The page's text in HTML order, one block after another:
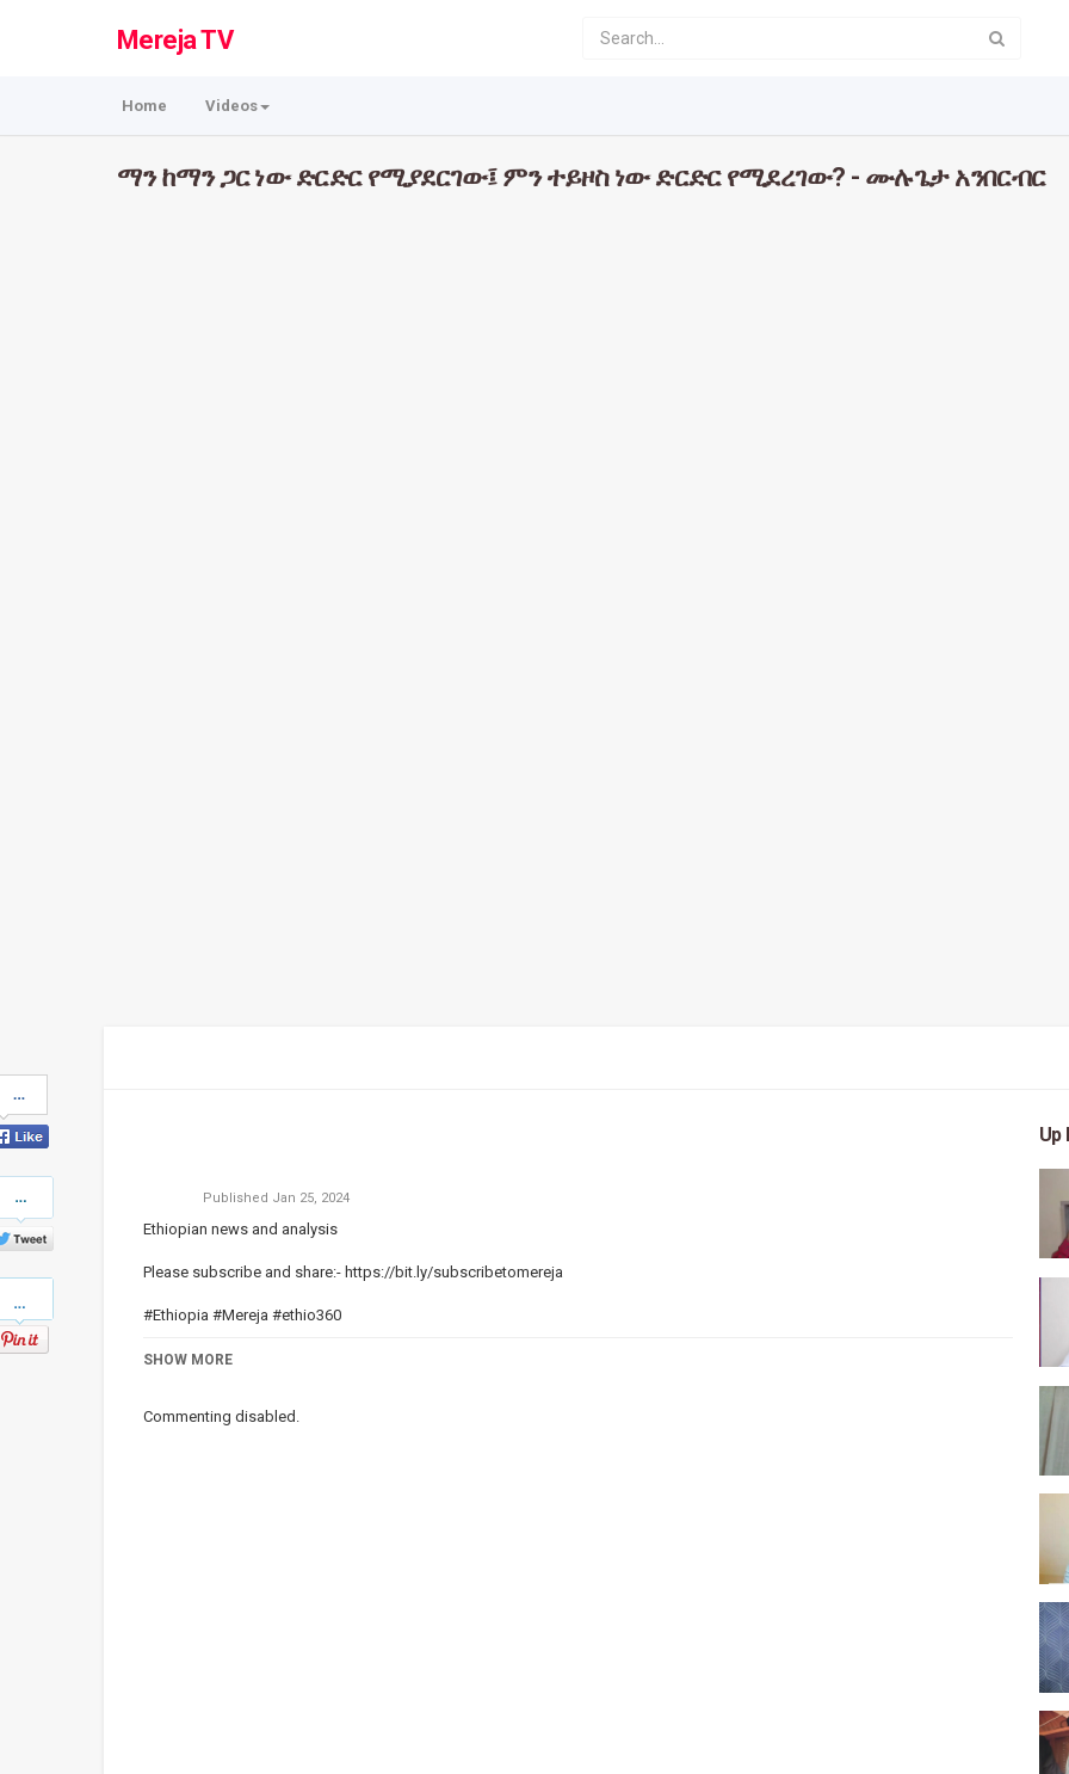
Mereja TV
Home Videos
ማን ከማን ጋር ነው ድርድር የሚያደርገው፤ ምን ተይዞስ ነው ድርድር የሚደረገው? - ሙሉጌታ አንበርብር
on
Facebook
on
Twitter
Published Jan 25, 2024
Ethiopian news and analysis
Please subscribe and share:- https://bit.ly/subscribetomereja
#Ethiopia #Mereja #ethio360
Category
SHOW MORE
Commenting disabled.
Up